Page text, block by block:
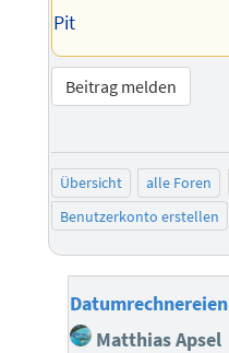
Pit
Beitrag melden
Übersicht alle Foren
Benutzerkonto erstellen
Datumrechnereien
Matthias Apsel